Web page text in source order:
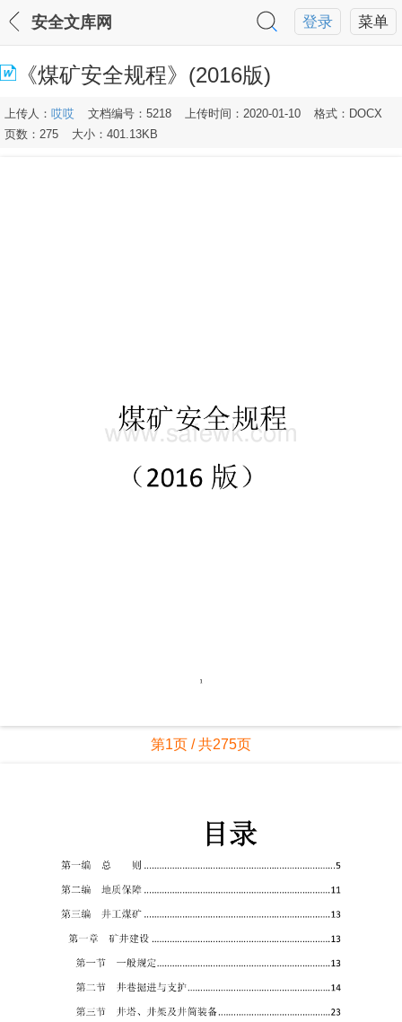
菜单
登录
安全文库网
《煤矿安全规程》(2016版)
上传人： 哎哎 文档编号：5218 上传时间：2020-01-10
格式：DOCX
页数：275
大小：401.13KB
第1页 / 共275页